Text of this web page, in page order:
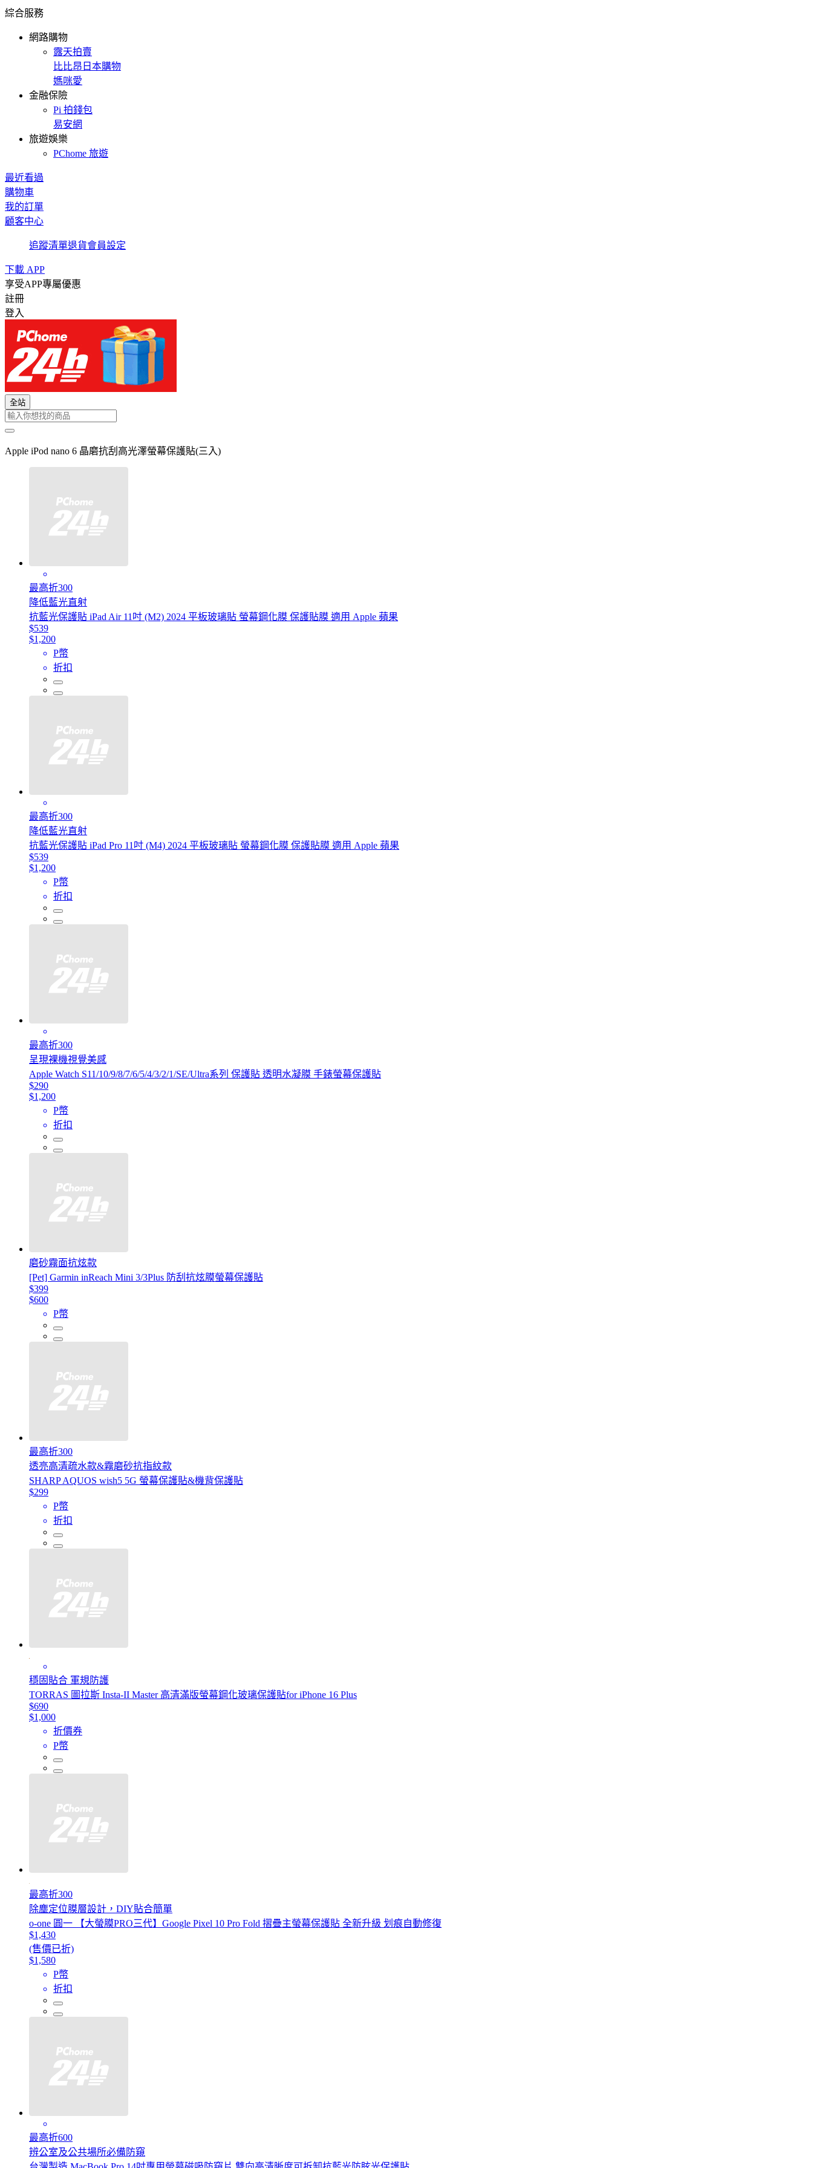
綜合服務
網路購物
露天拍賣
比比昂日本購物
媽咪愛
金融保險
Pi 拍錢包
易安網
旅遊娛樂
PChome 旅遊
最近看過
購物車
我的訂單
顧客中心
追蹤清單退貨會員設定
下載 APP
享受APP專屬優惠
註冊
登入
全站
Apple iPod nano 6 晶磨抗刮高光澤螢幕保護貼(三入)
最高折300
降低藍光直射
抗藍光保護貼 iPad Air 11吋 (M2) 2024 平板玻璃貼 螢幕鋼化膜 保護貼膜 適用 Apple 蘋果
$539
$1,200
P幣
折扣
最高折300
降低藍光直射
抗藍光保護貼 iPad Pro 11吋 (M4) 2024 平板玻璃貼 螢幕鋼化膜 保護貼膜 適用 Apple 蘋果
$539
$1,200
P幣
折扣
最高折300
呈現裸機視覺美感
Apple Watch S11/10/9/8/7/6/5/4/3/2/1/SE/Ultra系列 保護貼 透明水凝膜 手錶螢幕保護貼
$290
$1,200
P幣
折扣
磨砂霧面抗炫款
[Pet] Garmin inReach Mini 3/3Plus 防刮抗炫膜螢幕保護貼
$399
$600
P幣
最高折300
透亮高清疏水款&霧磨砂抗指紋款
SHARP AQUOS wish5 5G 螢幕保護貼&機背保護貼
$299
P幣
折扣
穩固貼合 軍規防護
TORRAS 圖拉斯 Insta-II Master 高清滿版螢幕鋼化玻璃保護貼for iPhone 16 Plus
$690
$1,000
折價券
P幣
最高折300
除塵定位膜層設計，DIY貼合簡單
o-one 圓一 【大螢膜PRO三代】Google Pixel 10 Pro Fold 摺疊主螢幕保護貼 全新升級 划痕自動修復
$1,430
(售價已折)
$1,580
P幣
折扣
最高折600
辨公室及公共場所必備防窺